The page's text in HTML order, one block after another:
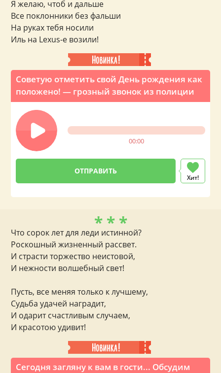
Советую отметить свой День рождения как
положено! — грозный звонок из полиции
00:00
Хит!
Я желаю, чтоб и дальше
Все поклонники без фальши
На руках тебя носили
Иль на Lexus-е возили!
Сегодня загляну к вам в гости... Обсудим
* * *
Что сорок лет для леди истинной?
Роскошный жизненный рассвет.
И страсти торжество неистовой,
И нежности волшебный свет!
Пусть, все меняя только к лучшему,
Судьба удачей наградит,
И одарит счастливым случаем,
И красотою удивит!